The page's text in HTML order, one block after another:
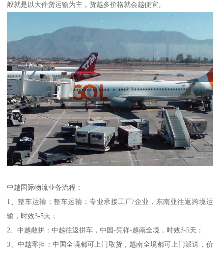
般就是以大件货运输为主，货越多价格就会越便宜。
中越国际物流业务流程：
1、整车运输：整车运输：专业承接工厂/企业，东南亚往返跨境运
输，时效3-5天；
2、中越散拼：中越往返拼车，中国-凭祥-越南全境，时效3-5天；
3、中越零担：中国全境都可上门取货，越南全境都可上门派送，价